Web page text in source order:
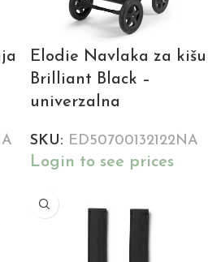
Elodie Navlaka za kišu
Brilliant Black –
univerzalna
SKU: ED50700132122NA
Login to see prices